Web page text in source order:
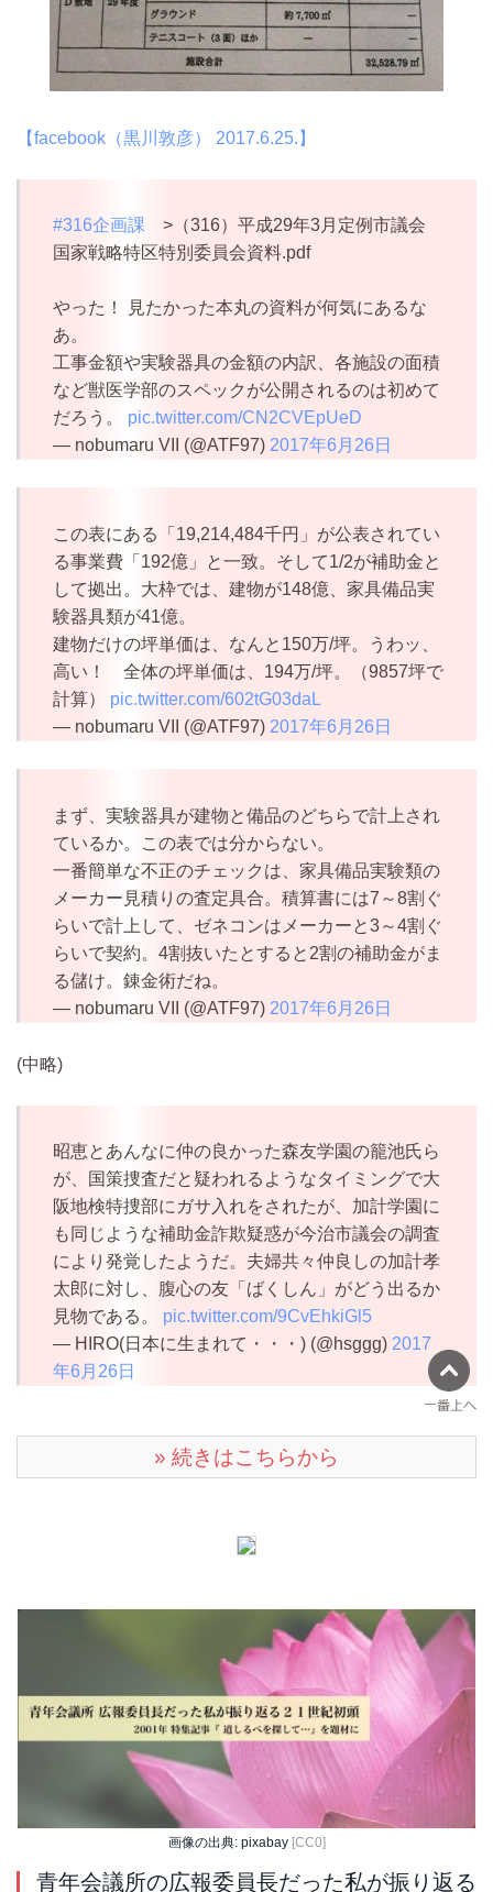
【facebook（黒川敦彦） 2017.6.25.】
#316企画課 >（316）平成29年3月定例市議会
国家戦略特区特別委員会資料.pdf
やった！ 見たかった本丸の資料が何気にあるな
あ。
工事金額や実験器具の金額の内訳、各施設の面積
など獣医学部のスペックが公開されるのは初めて
だろう。 pic.twitter.com/CN2CVEpUeD
— nobumaru VII (@ATF97) 2017年6月26日
この表にある「19,214,484千円」が公表されてい
る事業費「192億」と一致。そして1/2が補助金と
して拠出。大枠では、建物が148億、家具備品実
験器具類が41億。
建物だけの坪単価は、なんと150万/坪。うわッ、
高い！ 全体の坪単価は、194万/坪。（9857坪で
計算） pic.twitter.com/602tG03daL
— nobumaru VII (@ATF97) 2017年6月26日
まず、実験器具が建物と備品のどちらで計上され
ているか。この表では分からない。
一番簡単な不正のチェックは、家具備品実験類の
メーカー見積りの査定具合。積算書には7～8割ぐ
らいで計上して、ゼネコンはメーカーと3～4割ぐ
らいで契約。4割抜いたとすると2割の補助金がま
る儲け。錬金術だね。
— nobumaru VII (@ATF97) 2017年6月26日
(中略)
昭恵とあんなに仲の良かった森友学園の籠池氏ら
が、国策捜査だと疑われるようなタイミングで大
阪地検特捜部にガサ入れをされたが、加計学園に
も同じような補助金詐欺疑惑が今治市議会の調査
により発覚したようだ。夫婦共々仲良しの加計孝
太郎に対し、腹心の友「ばくしん」がどう出るか
見物である。 pic.twitter.com/9CvEhkiGl5
— HIRO(日本に生まれて・・・) (@hsggg) 2017
年6月26日
» 続きはこちらから
画像の出典: pixabay [CC0]
青年会議所の広報委員長だった私が振り返る